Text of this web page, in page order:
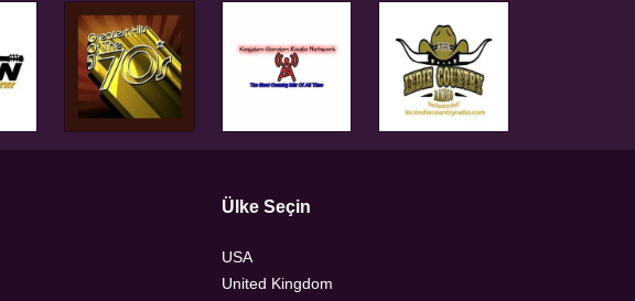
Ülke Seçin
USA
United Kingdom